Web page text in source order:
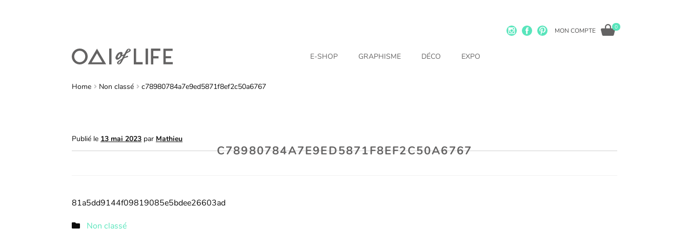
MON COMPTE 0
E-SHOP GRAPHISME DÉCO EXPO
Home Non classé c78980784a7e9ed5871f8ef2c50a6767
Publié le 13 mai 2023 par Mathieu
C78980784A7E9ED5871F8EF2C50A6767
81a5dd9144f09819085e5bdee26603ad
Non classé